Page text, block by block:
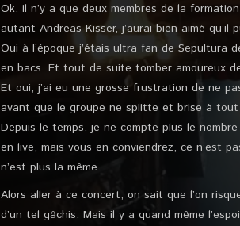
Ok, il n’y a que deux membres de la
autant Andreas Kisser, j’aurai bien aimé qu’il
Oui à l’époque j’étais ultra fan de Sepultura
en bacs. Et tout de suite tomber amoureux
Et oui, j’ai eu une grosse frustration de ne
avant que le groupe ne splitte et brise à tout
Depuis le temps, je ne compte plus le
en live, mais vous en conviendrez, ce n’est
n’est plus la même.
Alors aller à ce concert, on sait que l’on
d’un tel gâchis. Mais il y a quand même